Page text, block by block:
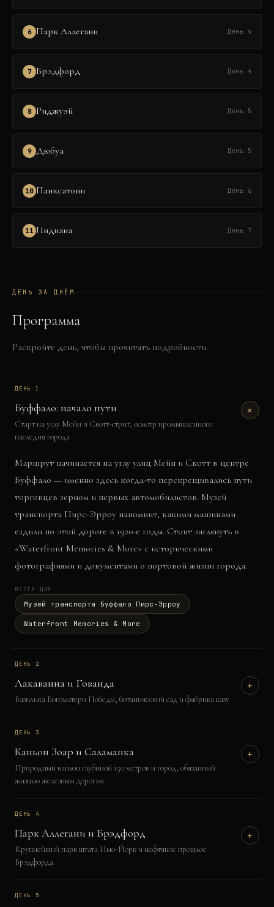
6 Парк Аллегани День 4
7 Брэдфорд День 4
8 Риджуэй День 5
9 Дюбуа День 5
10 Панксатони День 6
11 Индиана День 7
ДЕНЬ ЗА ДНЁМ
Программа
Раскройте день, чтобы прочитать подробности.
ДЕНЬ 1
Буффало: начало пути
Старт на углу Мейн и Скотт-стрит, осмотр промышленного
наследия города
+
Маршрут начинается на углу улиц Мейн и Скотт в центре
Буффало — именно здесь когда-то перекрещивались пути
торговцев зерном и первых автомобилистов. Музей
транспорта Пирс-Эрроу напомнит, какими машинами
ездили по этой дороге в 1920-е годы. Стоит заглянуть в
«Waterfront Memories & More» с историческими
фотографиями и документами о портовой жизни города.
МЕСТА ДНЯ
Музей транспорта Буффало Пирс-Эрроу
Waterfront Memories & More
ДЕНЬ 2
Лакаванна и Гованда
Базилика Богоматери Победы, ботанический сад и фабрика казу
+
ДЕНЬ 3
Каньон Зоар и Саламанка
Природный каньон глубиной 150 метров и город, обязанный
жизнью железным дорогам
+
ДЕНЬ 4
Парк Аллегани и Брэдфорд
Крупнейший парк штата Нью-Йорк и нефтяное прошлое
Брэдфорда
+
ДЕНЬ 5